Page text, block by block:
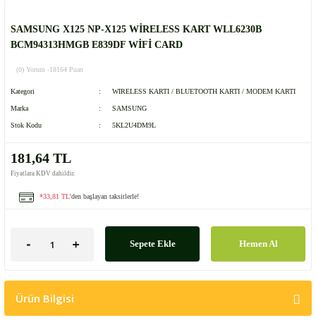
SAMSUNG X125 NP-X125 WİRELESS KART WLL6230B
BCM94313HMGB E839DF WİFİ CARD
(0) Yorum -18164 Puan
Kategori WIRELESS KARTI / BLUETOOTH KARTI / MODEM KARTI
Marka SAMSUNG
Stok Kodu 5KL2U4DM9L
181,64 TL
Fiyatlara KDV dahildir.
*33,81 TL'den başlayan taksitlerle!
Sepete Ekle Hemen Al
Ürün Bilgisi